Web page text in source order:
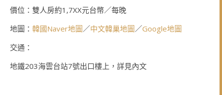
價位：雙人房約1,7XX元台幣／每晚
地圖： 韓國Naver地圖／中文韓巢地圖／Google地圖
交通：
地鐵203海雲台站7號出口樓上，詳見內文